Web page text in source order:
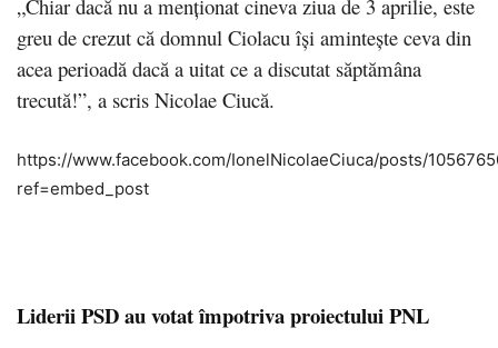
„Chiar dacă nu a menționat cineva ziua de 3 aprilie, este
greu de crezut că domnul Ciolacu își amintește ceva din
acea perioadă dacă a uitat ce a discutat săptămâna
trecută!”, a scris Nicolae Ciucă.
https://www.facebook.com/IonelNicolaeCiuca/posts/
ref=embed_post
Liderii PSD au votat împotriva proiectului PNL